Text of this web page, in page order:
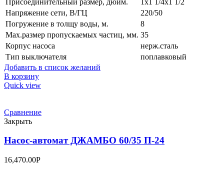
Напряжение сети, В/ГЦ
220/50
Погружение в толщу воды, м.
8
Max.размер пропускаемых частиц, мм. 35
Корпус насоса
нерж.сталь
Тип выключателя
поплавковый
Добавить в список желаний
В корзину
Quick view
Сравнение
Закрыть
Насос-автомат ДЖАМБО 60/35 П-24
16,470.00Р